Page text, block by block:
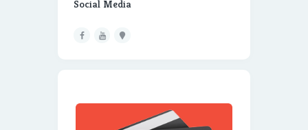
Social Media